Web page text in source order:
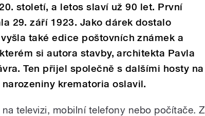
století, a letos slaví už 90 let. První
29. září 1923. Jako dárek dostalo
také edice poštovních známek a
si autora stavby, architekta Pavla
Ten přijel společně s dalšími hosty na
krematoria oslavil.
televizi, mobilní telefony nebo počítače. Z